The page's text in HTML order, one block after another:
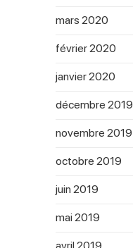
mars 2020
février 2020
janvier 2020
décembre 2019
novembre 2019
octobre 2019
juin 2019
mai 2019